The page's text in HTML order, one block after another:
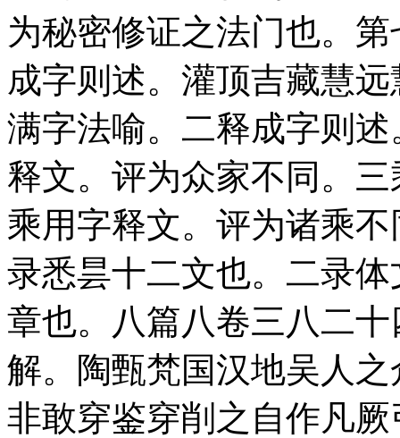
为秘密修证之法门也。
成字则述。灌顶吉藏慧
满字法喻。二释成字则
释文。评为众家不同。
乘用字释文。评为诸乘
录悉昙十二文也。二录
章也。八篇八卷三八二
解。陶甄梵国汉地吴人
非敢穿鉴穿削之自作凡